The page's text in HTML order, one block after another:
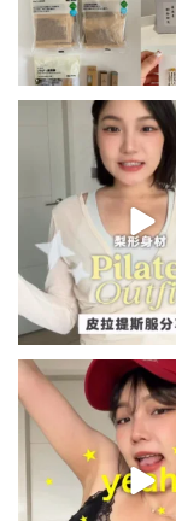
💭留言「美背」傳
🏷️#吉推韓國
...
49
summer
夏日穿搭最需要
755